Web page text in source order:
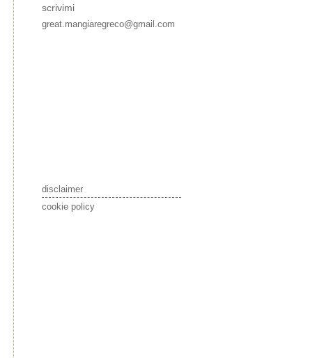
scrivimi
great.mangiaregreco@gmail.com
disclaimer
cookie policy